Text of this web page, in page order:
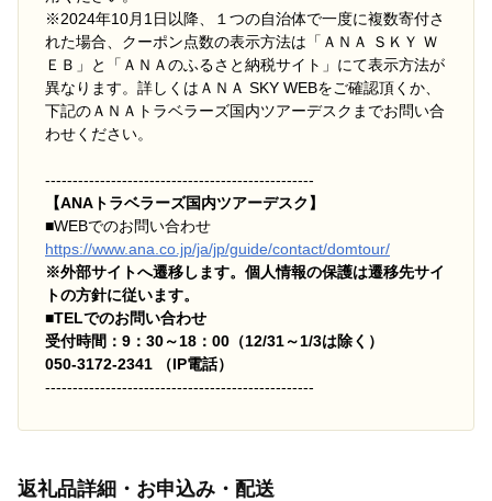
※2024年10月1日以降、１つの自治体で一度に複数寄付さ
れた場合、クーポン点数の表示方法は「ＡＮＡ ＳＫＹ Ｗ
ＥＢ」と「ＡＮＡのふるさと納税サイト」にて表示方法が
異なります。詳しくはＡＮＡ SKY WEBをご確認頂くか、
下記のＡＮＡトラベラーズ国内ツアーデスクまでお問い合
わせください。
-------------------------------------------------
【ANAトラベラーズ国内ツアーデスク】
■WEBでのお問い合わせ
https://www.ana.co.jp/ja/jp/guide/contact/domtour/
※外部サイトへ遷移します。個人情報の保護は遷移先サイ
トの方針に従います。
■TELでのお問い合わせ
受付時間：9：30～18：00（12/31～1/3は除く）
050-3172-2341 （IP電話）
-------------------------------------------------
返礼品詳細・お申込み・配送